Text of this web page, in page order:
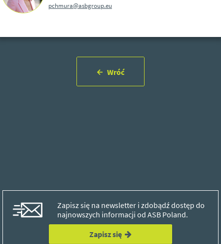
pchmura@asbgroup.eu
Wróć
Zapisz się na newsletter i zdobądź dostęp do
najnowszych informacji od ASB Poland.
Zapisz się